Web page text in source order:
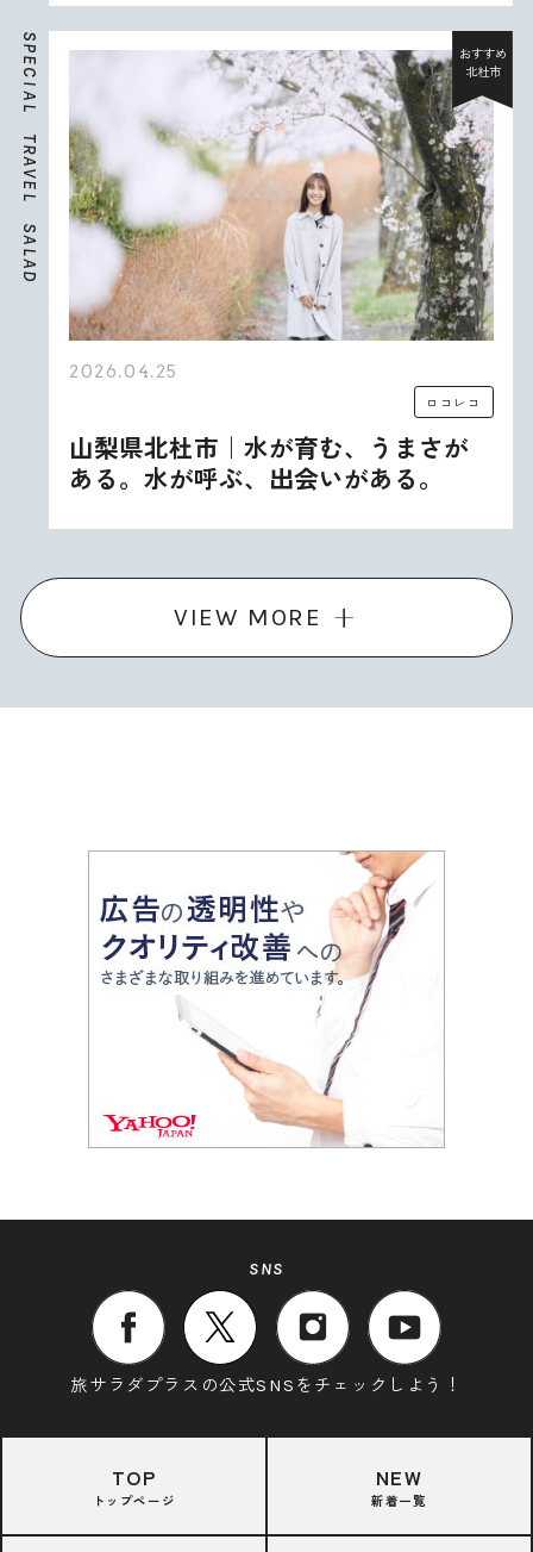
S
P
E
C
I
A
L
T
R
A
V
E
L
S
A
L
A
D
おすすめ
北杜市
2026.04.25
ロコレコ
山梨県北杜市｜水が育む、うまさが
ある。水が呼ぶ、出会いがある。
VIEW MORE
SNS
旅サラダプラスの公式SNSをチェックしよう！
TOP
トップページ
NEW
新着一覧